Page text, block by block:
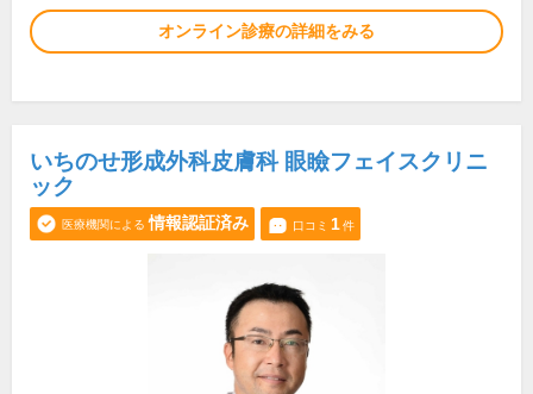
オンライン診療の詳細をみる
いちのせ形成外科皮膚科 眼瞼フェイスクリニ
ック
医療機関による 情報認証済み 口コミ 1件